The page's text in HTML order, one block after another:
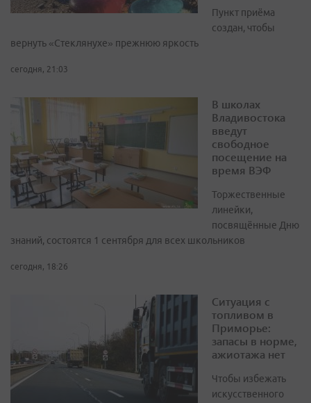
Пункт приёма
создан, чтобы
вернуть «Стеклянухе» прежнюю яркость
сегодня, 21:03
В школах
Владивостока
введут
свободное
посещение на
время ВЭФ
Торжественные
линейки,
посвящённые Дню
знаний, состоятся 1 сентября для всех школьников
сегодня, 18:26
Ситуация с
топливом в
Приморье:
запасы в норме,
ажиотажа нет
Чтобы избежать
искусственного